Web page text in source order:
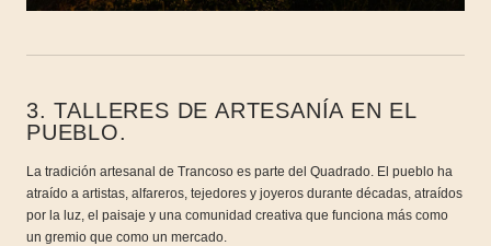
3. TALLERES DE ARTESANÍA EN EL
PUEBLO.
La tradición artesanal de Trancoso es parte del Quadrado. El pueblo ha
atraído a artistas, alfareros, tejedores y joyeros durante décadas, atraídos
por la luz, el paisaje y una comunidad creativa que funciona más como
un gremio que como un mercado.